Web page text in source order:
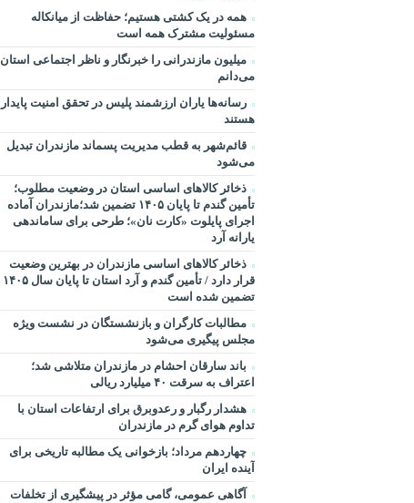
همه در یک کشتی هستیم؛ حفاظت از میانکاله
مسئولیت مشترک همه است
میلیون مازندرانی را خبرنگار و ناظر اجتماعی استان
می‌دانم
رسانه‌ها یاران ارزشمند پلیس در تحقق امنیت پایدار
هستند
قائم‌شهر به قطب مدیریت پسماند مازندران تبدیل
می‌شود
ذخائر کالاهای اساسی استان در وضعیت مطلوب؛
تأمین گندم تا پایان ۱۴۰۵ تضمین شد؛مازندران آماده
اجرای پایلوت «کارت نان»؛ طرحی برای ساماندهی
یارانه آرد
ذخائر کالاهای اساسی مازندران در بهترین وضعیت
قرار دارد / تأمین گندم و آرد استان تا پایان سال ۱۴۰۵
تضمین شده است
مطالبات کارگران و بازنشستگان در نشست ویژه
مجلس پیگیری می‌شود
باند سارقان احشام در مازندران متلاشی شد؛
اعتراف به سرقت ۴۰ میلیارد ریالی
هشدار رگبار و رعدوبرق برای ارتفاعات استان با
تداوم هوای گرم در مازندران
چهاردهم مرداد؛ بازخوانی یک مطالبه تاریخی برای
آینده ایران
آگاهی عمومی، گامی مؤثر در پیشگیری از تخلفات